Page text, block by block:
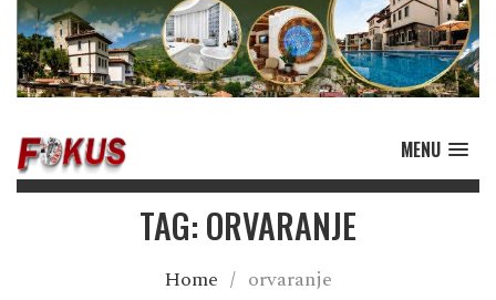
MENU
TAG: ORVARANJE
Home / orvaranje